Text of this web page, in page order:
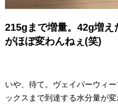
215gまで増量。42g増
がほぼ変わんねぇ(笑)
いや、待て。ヴェイパーウィ
ックスまで到達する水分量が